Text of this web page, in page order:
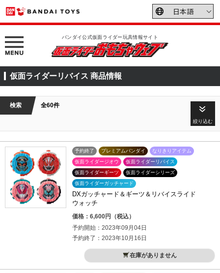
バンダイ公式仮面ライダー玩具情報サイト
仮面ライダーリバイス 商品情報
検索 全60件
絞り込む
予約終了 プレミアムバンダイ
なりきりアイテム
仮面ライダージオウ
仮面ライダーリバイス
仮面ライダーギーツ
仮面ライダーシリーズ
仮面ライダーガッチャード
DXガッチャード＆ギーツ＆リバイスライド
ウォッチ
価格：6,600円（税込）
予約開始：2023年09月04日
予約終了：2023年10月16日
在庫がありません